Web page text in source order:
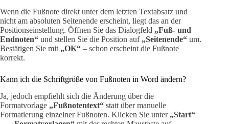
Wenn die Fußnote direkt unter dem letzten Textabsatz und
nicht am absoluten Seitenende erscheint, liegt das an der
Positionseinstellung. Öffnen Sie das Dialogfeld „Fuß- und
Endnoten“ und stellen Sie die Position auf „Seitenende“ um.
Bestätigen Sie mit „OK“ – schon erscheint die Fußnote
korrekt.
Kann ich die Schriftgröße von Fußnoten in Word ändern?
Ja, jedoch empfiehlt sich die Änderung über die
Formatvorlage „Fußnotentext“ statt über manuelle
Formatierung einzelner Fußnoten. Klicken Sie unter „Start“